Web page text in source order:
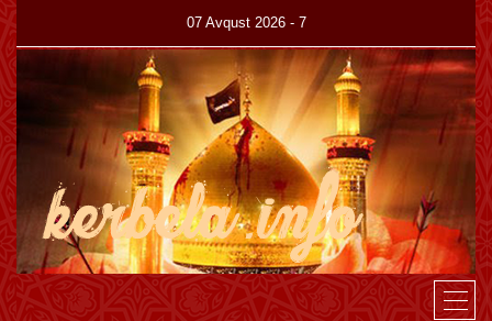
07 Avqust 2026 - 7
Canlı Haqqımızda Kitabxana Az En